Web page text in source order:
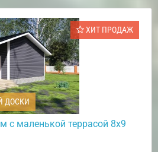
ХИТ ПРОДАЖ
ДОСКИ
маленькой террасой 8х9